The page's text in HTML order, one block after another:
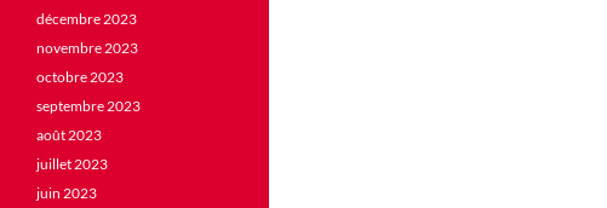
décembre 2023
novembre 2023
octobre 2023
septembre 2023
août 2023
juillet 2023
juin 2023